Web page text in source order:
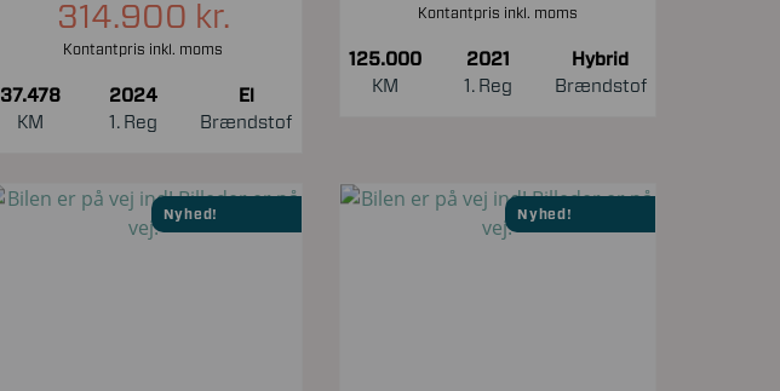
314.900 kr.
Kontantpris inkl. moms
37.478
KM
2024
1. Reg
El
Brændstof
Kontantpris inkl. moms
125.000
KM
2021
1. Reg
Hybrid
Brændstof
Nyhed! Nyhed!